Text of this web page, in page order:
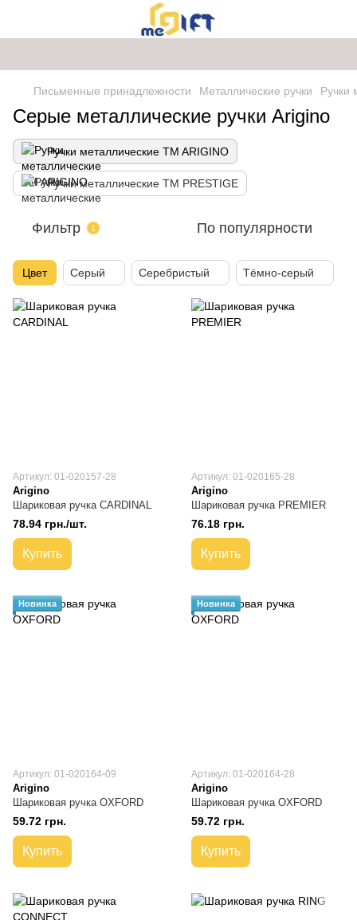
Письменные принадлежности Металлические ручки Ручки
Серые металлические ручки Arigino
Ручки металлические TM ARIGINO
Ручки металлические TM PRESTIGE
Фильтр 1 По популярности
Цвет Серый Серебристый Тёмно-серый
Артикул: 01-020157-28
Arigino
Шариковая ручка CARDINAL
78.94 грн./шт.
Купить
Артикул: 01-020165-28
Arigino
Шариковая ручка PREMIER
76.18 грн.
Купить
Новинка
Артикул: 01-020164-09
Arigino
Шариковая ручка OXFORD
59.72 грн.
Купить
Новинка
Артикул: 01-020164-28
Arigino
Шариковая ручка OXFORD
59.72 грн.
Купить